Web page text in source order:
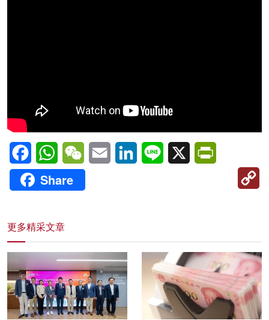
FacebookWhatsAppWeChatEmail LinkedInLine X
Share
更多精采文章